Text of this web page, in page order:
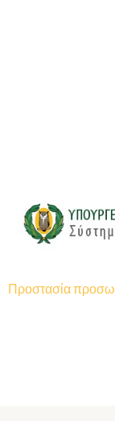
Προστασία